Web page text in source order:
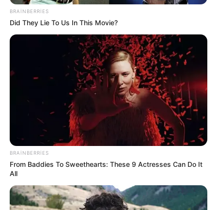
BRAINBERRIES
Did They Lie To Us In This Movie?
BRAINBERRIES
From Baddies To Sweethearts: These 9 Actresses Can Do It
All